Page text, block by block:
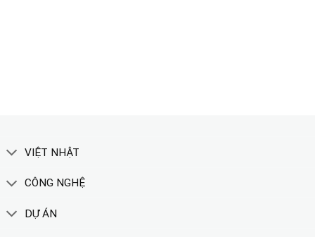
VIỆT NHẬT
CÔNG NGHỆ
DỰ ÁN